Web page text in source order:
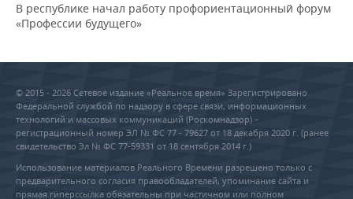
В республике начал работу профориентационный форум
«Профессии будущего»
© 2015 - 2026 Сетевое издание «Реальное время» Зарегистрировано
Федеральной службой по надзору в сфере связи, информационных
технологий и массовых коммуникаций (Роскомнадзор) –
регистрационный номер ЭЛ № ФС 77 - 79627 от 18 декабря 2020 г. (ранее
свидетельство Эл № ФС 77-59331 от 18 сентября 2014 г.)
Использование материалов Реального Времени разрешено только с
предварительного согласия правообладателей, упоминание сайта и
прямая гиперссылка обязательны при частичном или полном